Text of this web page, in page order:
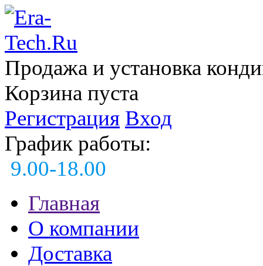
Продажа и установка
Корзина пуста
Регистрация Вход
График работы:
9.00-18.00
Главная
О компании
Доставка